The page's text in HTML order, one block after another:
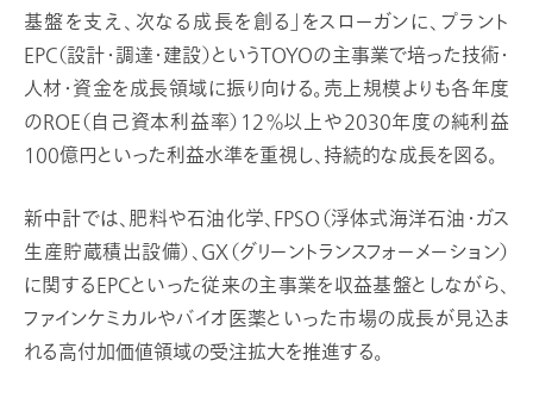
基盤を支え、次なる成長を創る」をスローガンに、プラント
EPC（設計・調達・建設）というTOYOの主事業で培った技術・
人材・資金を成長領域に振り向ける。売上規模よりも各年度
のROE（自己資本利益率）12％以上や2030年度の純利益
100億円といった利益水準を重視し、持続的な成長を図る。
新中計では、肥料や石油化学、FPSO（浮体式海洋石油・ガス
生産貯蔵積出設備）、GX（グリーントランスフォーメーション）
に関するEPCといった従来の主事業を収益基盤としながら、
ファインケミカルやバイオ医薬といった市場の成長が見込ま
れる高付加価値領域の受注拡大を推進する。